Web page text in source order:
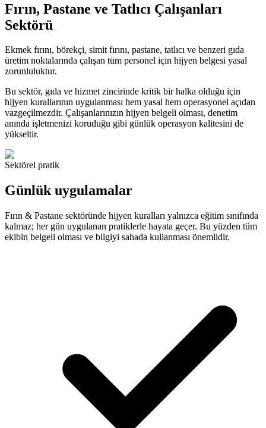
Fırın, Pastane ve Tatlıcı Çalışanları
Sektörü
Ekmek fırını, börekçi, simit fırını, pastane, tatlıcı ve benzeri gıda
üretim noktalarında çalışan tüm personel için hijyen belgesi yasal
zorunluluktur.
Bu sektör, gıda ve hizmet zincirinde kritik bir halka olduğu için
hijyen kurallarının uygulanması hem yasal hem operasyonel açıdan
vazgeçilmezdir. Çalışanlarınızın hijyen belgeli olması, denetim
anında işletmenizi koruduğu gibi günlük operasyon kalitesini de
yükseltir.
Sektörel pratik
Günlük uygulamalar
Fırın & Pastane sektöründe hijyen kuralları yalnızca eğitim sınıfında
kalmaz; her gün uygulanan pratiklerle hayata geçer. Bu yüzden tüm
ekibin belgeli olması ve bilgiyi sahada kullanması önemlidir.